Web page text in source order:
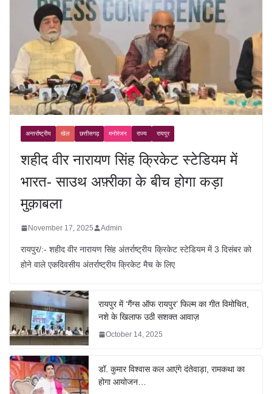
अन्तर्राष्ट्रीय खेल छत्तीसगढ़ मनोरंजन राज्य रायपुर
शहीद वीर नारायण सिंह क्रिकेट स्टेडियम में
भारत- साउथ अफ़्रीका के बीच होगा कड़ा
मुक़ाबला
November 17, 2025 Admin
रायपुर/:- शहीद वीर नारायण सिंह अंतर्राष्ट्रीय क्रिकेट स्टेडियम में 3 दिसंबर को
होने वाले एकदिवसीय अंतर्राष्ट्रीय क्रिकेट मैच के लिए
रायपुर में ‘गैंग्स ऑफ रायपुर’ फिल्म का गीत विमोचित,
नशे के खिलाफ उठी सशक्त आवाज़
October 14, 2025
डॉ. कुमार विश्वास कल आएंगे दंतेवाड़ा, रामकथा का
होगा आयोजन…